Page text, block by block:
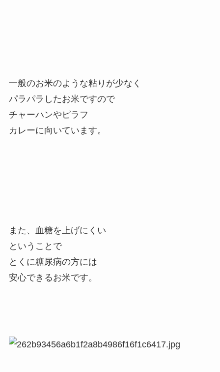
一般のお米のような粘りが少なく
パラパラしたお米ですので
チャーハンやピラフ
カレーに向いています。
また、血糖を上げにくい
ということで
とくに糖尿病の方には
安心できるお米です。